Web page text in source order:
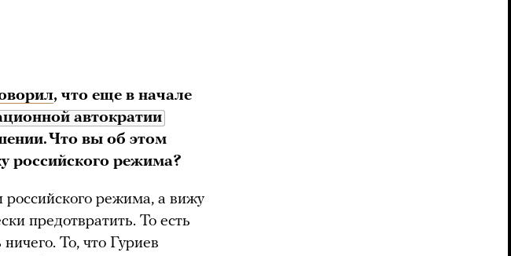
, что еще в начале
автократии
Что вы об этом
российского режима?
режима, а вижу
предотвратить. То есть
То, что Гуриев